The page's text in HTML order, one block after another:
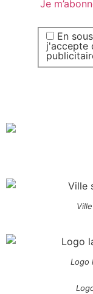
En
j'accepte
Logo